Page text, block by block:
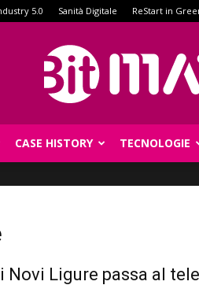
5.0 Sanità Digitale ReStart in
CASE HISTORY TECNOLOGIE
Novi Ligure passa al